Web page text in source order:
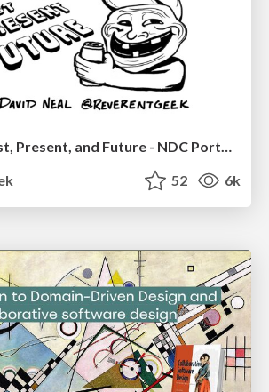
JavaScript: Past, Present, and Future - NDC Porto 2020
52 6k